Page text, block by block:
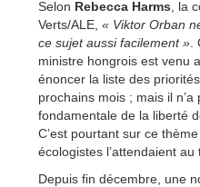
Selon Rebecca Harms , la
Verts/ALE, « Viktor Orban
ce sujet aussi facilement »
ministre hongrois est venu
énoncer la liste des
prochains mois ; mais il
fondamentale de la liberté
C’est pourtant sur ce
écologistes l’attendaient au
Depuis fin décembre, une